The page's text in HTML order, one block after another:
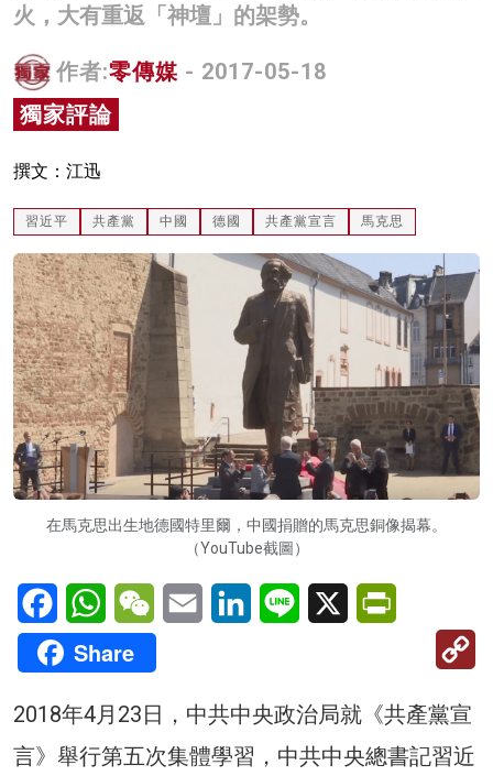
科技
影片
名家榜
灼見活動
火，大有重返「神壇」的架勢。
作者:零傳媒 - 2017-05-18
獨家評論
撰文：江迅
習近平 共產黨 中國 德國 共產黨宣言 馬克思
在馬克思出生地德國特里爾，中國捐贈的馬克思銅像揭幕。
（YouTube截圖）
FacebookWhatsAppWeChatEmail LinkedInLine X
Share
2018年4月23日，中共中央政治局就《共產黨宣
言》舉行第五次集體學習，中共中央總書記習近